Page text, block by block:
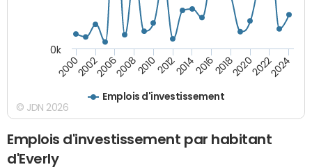
Emplois d'investissement
200020022006200820102012201420162018202020222024
0k
© JDN 2026
Emplois d'investissement par habitant
d'Everly